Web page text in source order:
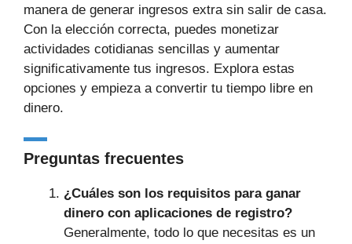
manera de generar ingresos extra sin salir de casa.
Con la elección correcta, puedes monetizar
actividades cotidianas sencillas y aumentar
significativamente tus ingresos. Explora estas
opciones y empieza a convertir tu tiempo libre en
dinero.
Preguntas frecuentes
¿Cuáles son los requisitos para ganar
dinero con aplicaciones de registro?
Generalmente, todo lo que necesitas es un